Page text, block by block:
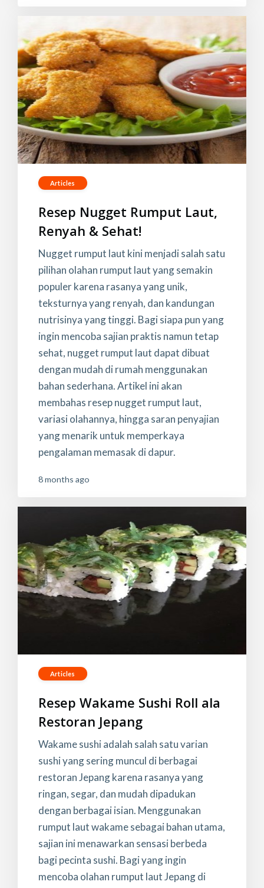
Articles
Resep Nugget Rumput Laut,
Renyah & Sehat!
Nugget rumput laut kini menjadi salah satu
pilihan olahan rumput laut yang semakin
populer karena rasanya yang unik,
teksturnya yang renyah, dan kandungan
nutrisinya yang tinggi. Bagi siapa pun yang
ingin mencoba sajian praktis namun tetap
sehat, nugget rumput laut dapat dibuat
dengan mudah di rumah menggunakan
bahan sederhana. Artikel ini akan
membahas resep nugget rumput laut,
variasi olahannya, hingga saran penyajian
yang menarik untuk memperkaya
pengalaman memasak di dapur.
8 months ago
Articles
Resep Wakame Sushi Roll ala
Restoran Jepang
Wakame sushi adalah salah satu varian
sushi yang sering muncul di berbagai
restoran Jepang karena rasanya yang
ringan, segar, dan mudah dipadukan
dengan berbagai isian. Menggunakan
rumput laut wakame sebagai bahan utama,
sajian ini menawarkan sensasi berbeda
bagi pecinta sushi. Bagi yang ingin
mencoba olahan rumput laut Jepang di